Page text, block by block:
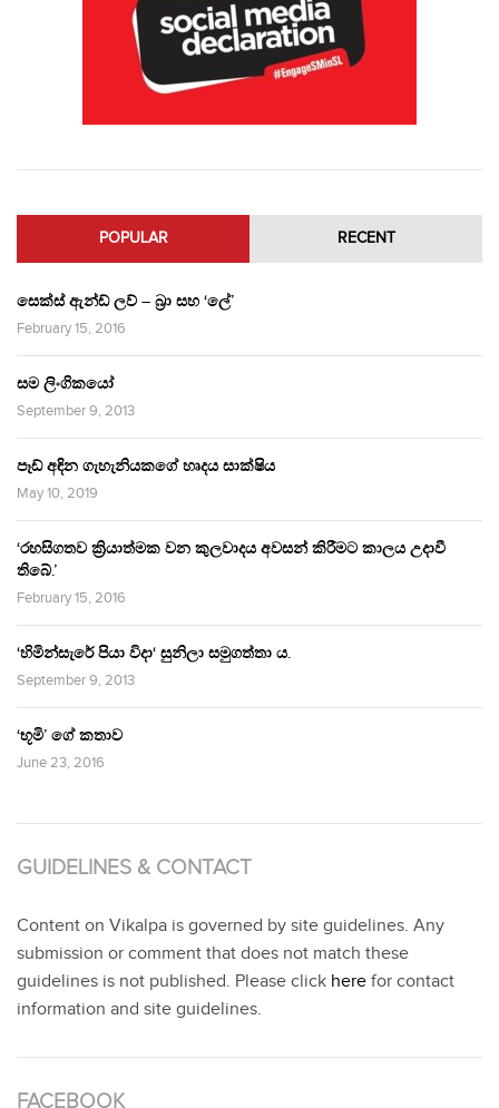
POPULAR RECENT
සෙක්ස් ඇන්ඩ් ලව් – බ්‍රා සහ ‘ලේ’
February 15, 2016
සම ලිංගිකයෝ
September 9, 2013
පෑඩ් අඳින ගැහැනියකගේ හෘදය සාක්ෂිය
May 10, 2019
‘රහසිගතව ක්‍රියාත්මක වන කුලවාදය අවසන් කිරීමට කාලය උදාවී
තිබේ.’
February 15, 2016
‘හිමින්සැරේ පියා විදා‘ සුනිලා සමුගත්තා ය.
September 9, 2013
‘භූමි’ ගේ කතාව
June 23, 2016
GUIDELINES & CONTACT
Content on Vikalpa is governed by site guidelines. Any
submission or comment that does not match these
guidelines is not published. Please click here for contact
information and site guidelines.
FACEBOOK